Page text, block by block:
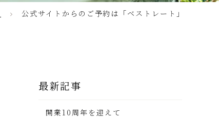
公式サイトからのご予約は「ベストレート」
最新記事
開業10周年を迎えて